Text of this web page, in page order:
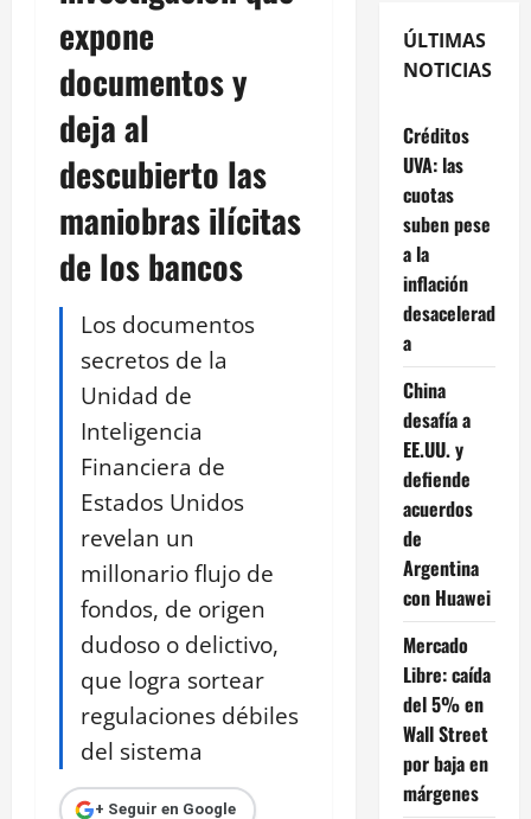
expone
documentos y
deja al
descubierto las
maniobras ilícitas
de los bancos
Los documentos
secretos de la
Unidad de
Inteligencia
Financiera de
Estados Unidos
revelan un
millonario flujo de
fondos, de origen
dudoso o delictivo,
que logra sortear
regulaciones débiles
del sistema
+ Seguir en Google
ÚLTIMAS
NOTICIAS
Créditos
UVA: las
cuotas
suben pese
a la
inflación
desacelerad
a
China
desafía a
EE.UU. y
defiende
acuerdos
de
Argentina
con Huawei
Mercado
Libre: caída
del 5% en
Wall Street
por baja en
márgenes